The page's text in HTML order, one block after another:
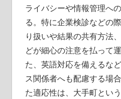
ライバシーや情報管理へ
る。特に企業検診などの
り扱いや結果の共有方法
どが細心の注意を払って
た、英語対応を備えるな
ス関係者へも配慮する場
た適応性は、大手町とい